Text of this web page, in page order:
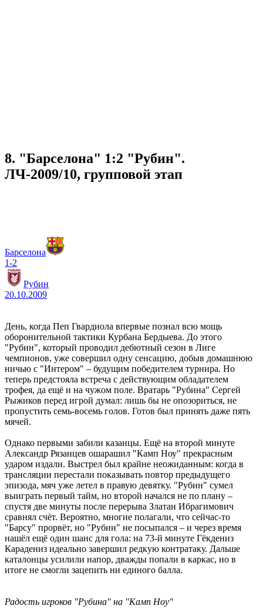
8. "Барселона" 1:2 "Рубин".
ЛЧ-2009/10, групповой этап
Барселона
1-2
Рубин
20.10.2009
День, когда Пеп Гвардиола впервые познал всю мощь
оборонительной тактики Курбана Бердыева. До этого
"Рубин", который проводил дебютный сезон в Лиге
чемпионов, уже совершил одну сенсацию, добыв домашнюю
ничью с "Интером" – будущим победителем турнира. Но
теперь предстояла встреча с действующим обладателем
трофея, да ещё и на чужом поле. Вратарь "Рубина" Сергей
Рыжиков перед игрой думал: лишь бы не опозориться, не
пропустить семь-восемь голов. Готов был принять даже пять
мячей.
Однако первыми забили казанцы. Ещё на второй минуте
Александр Рязанцев ошарашил "Камп Ноу" прекрасным
ударом издали. Выстрел был крайне неожиданным: когда в
трансляции перестали показывать повтор предыдущего
эпизода, мяч уже летел в правую девятку. "Рубин" сумел
выиграть первый тайм, но второй начался не по плану –
спустя две минуты после перерыва Златан Ибрагимович
сравнял счёт. Вероятно, многие полагали, что сейчас-то
"Барсу" прорвёт, но "Рубин" не посыпался – и через время
нашёл ещё один шанс для гола: на 73-й минуте Гёкдениз
Карадениз идеально завершил редкую контратаку. Дальше
каталонцы усилили напор, дважды попали в каркас, но в
итоге не смогли зацепить ни единого балла.
Радость игроков "Рубина" на "Камп Ноу"